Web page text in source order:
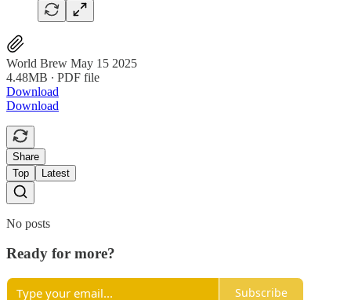
World Brew May 15 2025
4.48MB ∙ PDF file
Download
Download
Share
Top
Latest
No posts
Ready for more?
Subscribe